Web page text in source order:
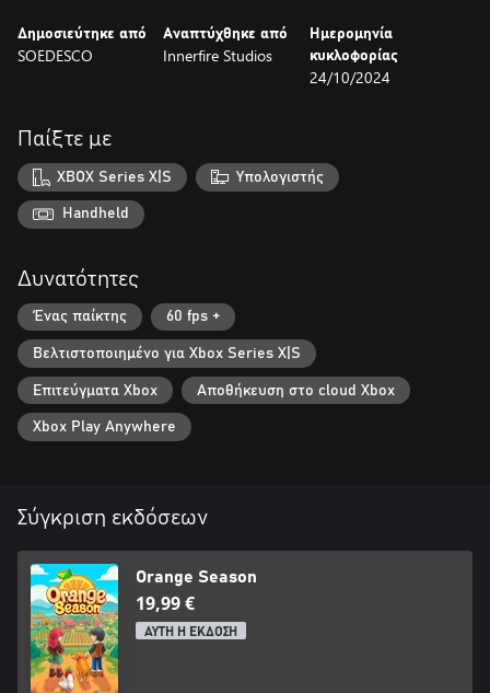
Δημοσιεύτηκε από
SOEDESCO
Αναπτύχθηκε από
Innerfire Studios
Ημερομηνία
κυκλοφορίας
24/10/2024
Παίξτε με
XBOX Series X|S Υπολογιστής
Handheld
Δυνατότητες
Ένας παίκτης 60 fps +
Βελτιστοποιημένο για Xbox Series X|S
Επιτεύγματα Xbox Αποθήκευση στο cloud Xbox
Xbox Play Anywhere
Σύγκριση εκδόσεων
Orange Season
19,99 €
ΑΥΤΗ Η ΕΚΔΟΣΗ